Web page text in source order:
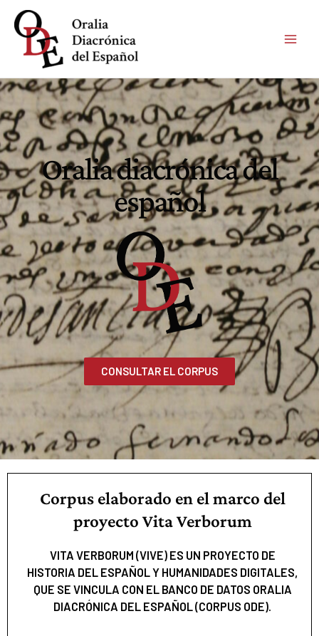
Oralia diacrónica del
español
CONSULTAR EL CORPUS
Corpus elaborado en el marco del
proyecto Vita Verborum
VITA VERBORUM (VIVE) ES UN PROYECTO DE
HISTORIA DEL ESPAÑOL Y HUMANIDADES DIGITALES,
QUE SE VINCULA CON EL BANCO DE DATOS ORALIA
DIACRÓNICA DEL ESPAÑOL (CORPUS ODE).